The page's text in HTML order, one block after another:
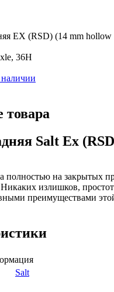
EX (RSD) (14 mm
36H
товара
Salt Ex
полностью на закрытых
излишков,
преимуществами
Salt